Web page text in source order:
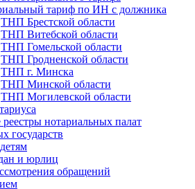
тариф по ИН с должника
ТНП Брестской области
ТНП Витебской области
ТНП Гомельской области
ТНП Гродненской области
ТНП г. Минска
ТНП Минской области
ТНП Могилевской области
нотариальных палат
государств
и юрлиц
обращений